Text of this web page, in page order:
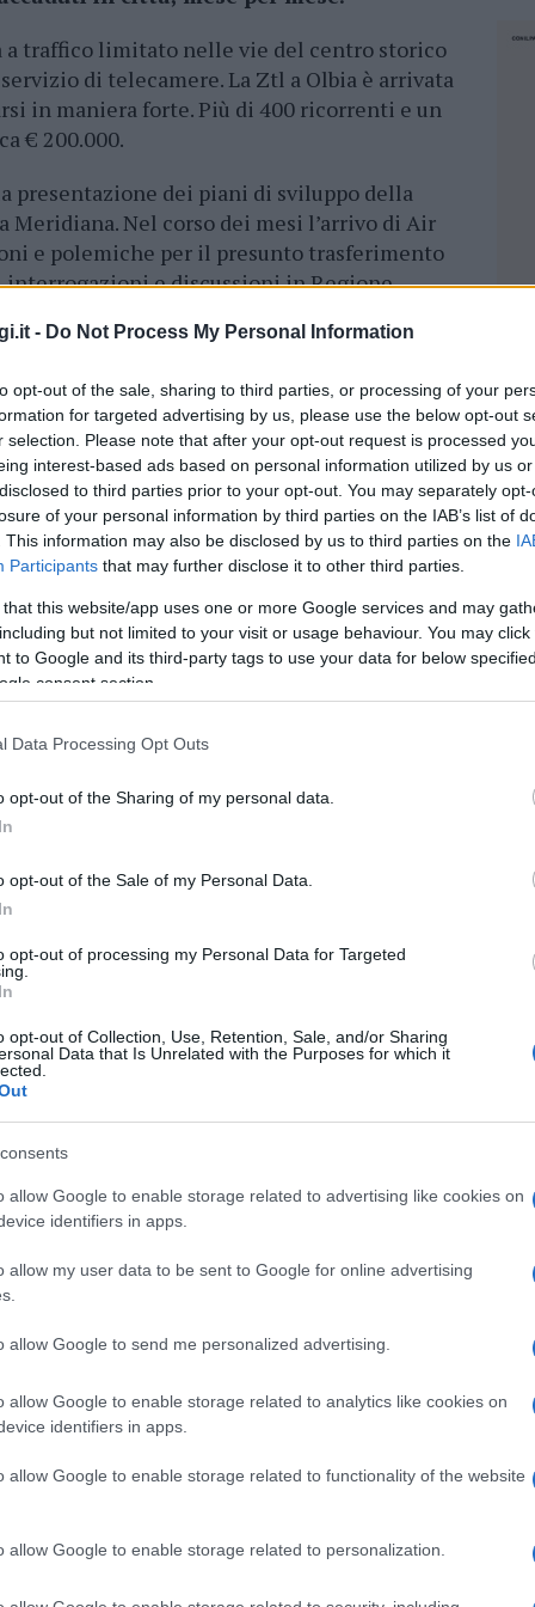
- Do Not Process My Personal Information
opt-out of the sale, sharing to third parties, or processing of your
for targeted advertising by us, please use the below opt-out
selection. Please note that after your opt-out request is processed
interest-based ads based on personal information utilized by us
to third parties prior to your opt-out. You may separately
of your personal information by third parties on the IAB’s list of
This information may also be disclosed by us to third parties on the
Participants that may further disclose it to other third parties.
that this website/app uses one or more Google services and may
but not limited to your visit or usage behaviour. You may
to Google and its third-party tags to use your data for below
consent section.
Data Processing Opt Outs
opt-out of the Sharing of my personal data.
opt-out of the Sale of my Personal Data.
opt-out of processing my Personal Data for Targeted
opt-out of Collection, Use, Retention, Sale, and/or Sharing
Data that Is Unrelated with the Purposes for which it
allow Google to enable storage related to advertising like cookies on
identifiers in apps.
allow my user data to be sent to Google for online advertising
allow Google to send me personalized advertising.
allow Google to enable storage related to analytics like cookies on
identifiers in apps.
allow Google to enable storage related to functionality of the website
allow Google to enable storage related to personalization.
a traffico limitato nelle vie del centro storico
di telecamere. La Ztl a Olbia è arrivata
in maniera forte. Più di 400 ricorrenti e un
€ 200.000.
presentazione dei piani di sviluppo della
Meridiana. Nel corso dei mesi l’arrivo di Air
e polemiche per il presunto trasferimento
e discussioni in Regione
il trasferimento di 20 lavoratori su 51.
politiche che hanno visto l’elezione di
di Olbia.
Olbia, in particolare l’aeroporto dismesso di
nuovo film ambientato nella seconda
e maggio ha aperto i set e le riprese sono
importanza per la città.
antimafia e antiterrorismo di
questura di Sassari ha arrestato diverse
islamico stanziati da tempo
polo commerciale a Olbia. Un centro
rivoluzionato la zona e che puntano a
Olbia.
giorni di festa per un’estate olbiese
dell’enogastronomia e delle moto, con
erano gli ingredienti principali
ha coinvolto la nostra città dal 20 al 22
di fulmini ha colpito la città di Olbia, in
Voli in arrivo e in partenza hanno subito
non è stata intaccata. Nel
è caduto sopra un’auto parcheggiata,
da diversi disagi sul traffico poiché l’Anas
interventi di manutenzione straordinaria
per garantire sempre la massima
polemiche e disagi sulla circolazione
da una maxi operazione dei carabinieri,
Veneto. I militari della compagnia di
controllo straordinario del territorio. Servizi
oltre ai militari della locale stazione
che hanno controllato i punti